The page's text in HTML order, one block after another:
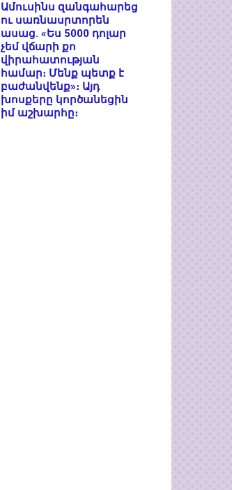
Ամուսինս զանգահարեց
ու սառնասրտորեն
ասաց. «Ես 5000 դոլար
չեմ վճարի քո
վիրահատության
համար։ Մենք պետք է
բաժանվենք»։ Այդ
խոսքերը կործանեցին
իմ աշխարհը։